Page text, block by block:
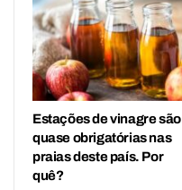
Estações de vinagre são
quase obrigatórias nas
praias deste país. Por
quê?